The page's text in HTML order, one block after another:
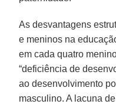
As desvantagens
e meninos na
em cada quatro
“deficiência de
ao desenvolvimento
masculino. A lacuna